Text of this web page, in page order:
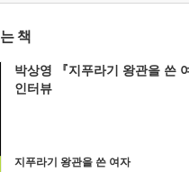
책
박상영 『지푸라기 왕관을 쓴
인터뷰
지푸라기 왕관을 쓴 여자